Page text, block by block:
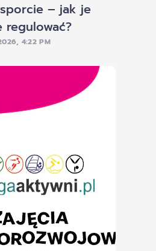
– jak je
regulować?
4:22 PM